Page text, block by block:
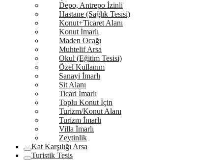
Depo, Antrepo İzinli
Hastane (Sağlık Tesisi)
Konut+Ticaret Alanı
Konut İmarlı
Maden Ocağı
Muhtelif Arsa
Okul (Eğitim Tesisi)
Özel Kullanım
Sanayi İmarlı
Sit Alanı
Ticari İmarlı
Toplu Konut İçin
Turizm/Konut Alanı
Turizm İmarlı
Villa İmarlı
Zeytinlik
Kat Karşılığı Arsa
Turistik Tesis